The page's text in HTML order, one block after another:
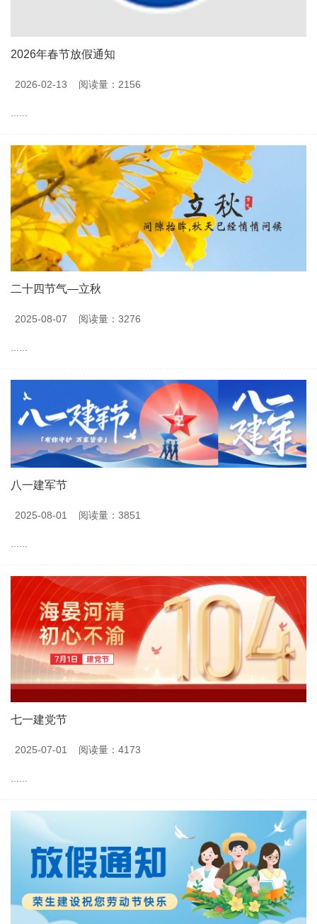
2026年春节放假通知
2026-02-13 阅读量：2156
二十四节气—立秋
2025-08-07 阅读量：3276
八一建军节
2025-08-01 阅读量：3851
......
七一建党节
2025-07-01 阅读量：4173
......